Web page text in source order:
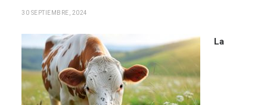
30 SEPTIEMBRE, 2024
La